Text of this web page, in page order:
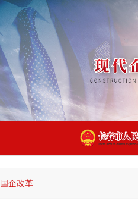
国企改革